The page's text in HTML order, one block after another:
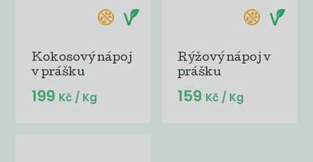
Kokosový nápoj
v prášku
199 Kč / Kg
Rýžový nápoj v
prášku
159 Kč / Kg